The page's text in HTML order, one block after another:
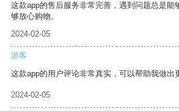
这款app的售后服务非常完善，遇到问题总是能
够放心购物。
2024-02-05
游客
这款app的用户评论非常真实，可以帮助我做出
2024-02-05